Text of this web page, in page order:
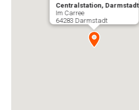
Centralstation, Darmstadt
Im Carree
64283 Darmstadt